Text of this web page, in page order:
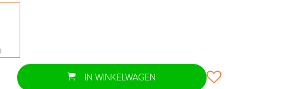
IN WINKELWAGEN